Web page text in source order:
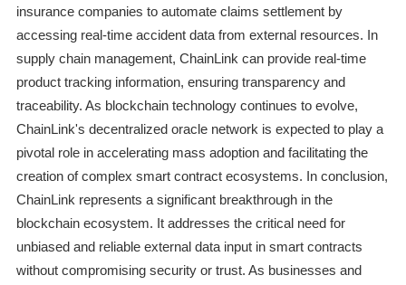
insurance companies to automate claims settlement by
accessing real-time accident data from external resources. In
supply chain management, ChainLink can provide real-time
product tracking information, ensuring transparency and
traceability. As blockchain technology continues to evolve,
ChainLink's decentralized oracle network is expected to play a
pivotal role in accelerating mass adoption and facilitating the
creation of complex smart contract ecosystems. In conclusion,
ChainLink represents a significant breakthrough in the
blockchain ecosystem. It addresses the critical need for
unbiased and reliable external data input in smart contracts
without compromising security or trust. As businesses and